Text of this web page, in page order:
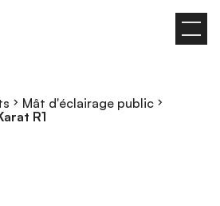
Mât d'éclairage public
R1